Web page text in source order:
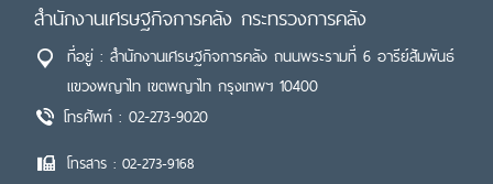
สำนักงานเศรษฐกิจการคลัง กระทรวงการคลัง
ที่อยู่ : สำนักงานเศรษฐกิจการคลัง ถนนพระรามที่ 6 อารีย์สัมพันธ์
แขวงพญาไท เขตพญาไท กรุงเทพฯ 10400
โทรศัพท์ : 02-273-9020
โทรสาร : 02-273-9168